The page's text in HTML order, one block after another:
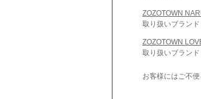
ZOZOTOWN
取り扱いブラン
ZOZOTOWN
取り扱いブラン
お客様にはご不